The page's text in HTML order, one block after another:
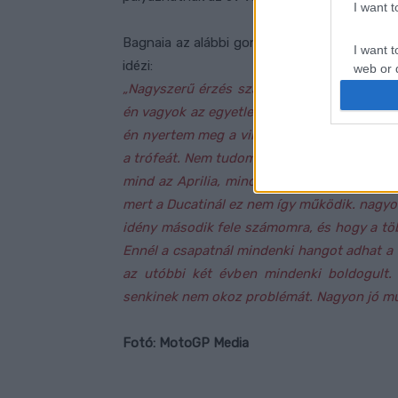
I want
I want
web or
I want
or app.
I want
I want
Bagnaia az alábbi gondolatokat
idézi:
„Nagyszerű érzés számomra, hogy
én vagyok az egyetlen. nagyon sokan
én nyertem meg a világbajnoki címet
a trófeát. Nem tudom, ki lesz a legerősebb
mind az Aprilia, mind pedig a Suzuki
mert a Ducatinál ez nem így működik.
idény második fele számomra, és hogy a
Ennél a csapatnál mindenki hangot adhat
az utóbbi két évben mindenki boldogult.
senkinek nem okoz problémát. Nagyon jó
Fotó: MotoGP Media